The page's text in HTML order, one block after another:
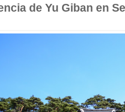
de Yu Giban en